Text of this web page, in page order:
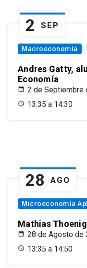
2 SEP
Macroeconomía
Andres Gatty,
Economía
2 de Septiembre
13:35 a 14:30
28 AGO
Microeconomía
Mathias
28 de Agosto de
13:35 a 14:50